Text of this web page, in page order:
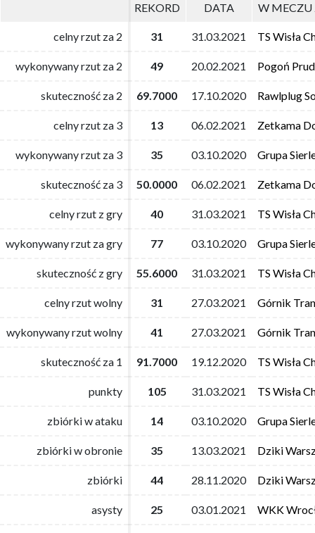
REKORD DATA W MECZU
celny rzut za 2 31 31.03.2021 TS Wisła
wykonywany rzut za 2 49 20.02.2021 Pogoń
skuteczność za 2 69.7000 17.10.2020 Rawlplug
celny rzut za 3 13 06.02.2021 Zetkama
wykonywany rzut za 3 35 03.10.2020 Grupa
skuteczność za 3 50.0000 06.02.2021 Zetkama
celny rzut z gry 40 31.03.2021 TS Wisła
wykonywany rzut za gry 77 03.10.2020 Grupa
skuteczność z gry 55.6000 31.03.2021 TS Wisła
celny rzut wolny 31 27.03.2021 Górnik
wykonywany rzut wolny 41 27.03.2021 Górnik
skuteczność za 1 91.7000 19.12.2020 TS Wisła
punkty 105 31.03.2021 TS Wisła
zbiórki w ataku 14 03.10.2020 Grupa
zbiórki w obronie 35 13.03.2021 Dziki
zbiórki 44 28.11.2020 Dziki
asysty 25 03.01.2021 WKK
REKORD DATA W MECZU
celny rzut za 2 31 31.03.2021 TS Wisła
wykonywany rzut za 2 49 20.02.2021 Pogoń
skuteczność za 2 69.7000 17.10.2020 Rawlplug
celny rzut za 3 13 06.02.2021 Zetkama
wykonywany rzut za 3 35 03.10.2020 Grupa
skuteczność za 3 50.0000 06.02.2021 Zetkama
celny rzut z gry 40 31.03.2021 TS Wisła
wykonywany rzut za gry 77 03.10.2020 Grupa
skuteczność z gry 55.6000 31.03.2021 TS Wisła
celny rzut wolny 31 27.03.2021 Górnik
wykonywany rzut wolny 41 27.03.2021 Górnik
skuteczność za 1 91.7000 19.12.2020 TS Wisła
punkty 105 31.03.2021 TS Wisła
zbiórki w ataku 14 03.10.2020 Grupa
zbiórki w obronie 35 13.03.2021 Dziki
zbiórki 44 28.11.2020 Dziki
asysty 25 03.01.2021 WKK